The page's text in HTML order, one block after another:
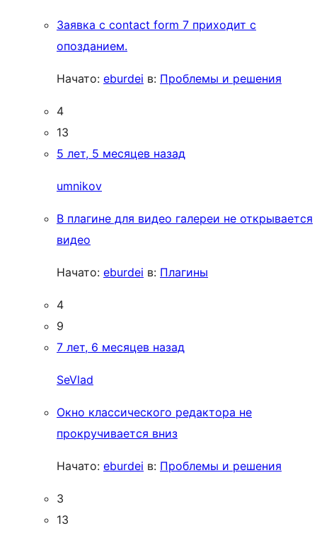
Заявка с contact form 7 приходит с
опозданием.
Начато: eburdei в: Проблемы и решения
4
13
5 лет, 5 месяцев назад
umnikov
В плагине для видео галереи не открывается
видео
Начато: eburdei в: Плагины
4
9
7 лет, 6 месяцев назад
SeVlad
Окно классического редактора не
прокручивается вниз
Начато: eburdei в: Проблемы и решения
3
13